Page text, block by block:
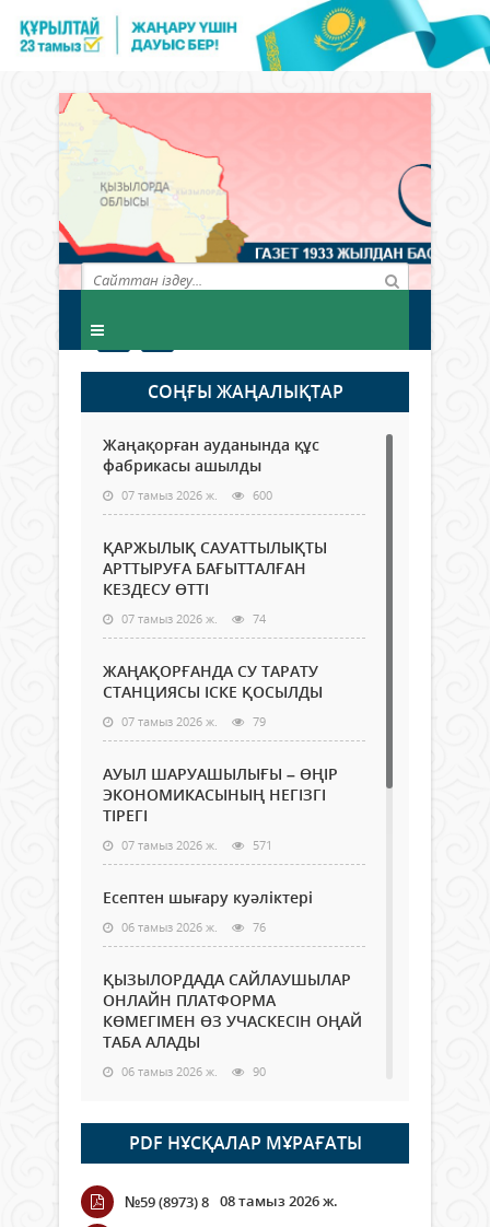
СОҢҒЫ ЖАҢАЛЫҚТАР
Жаңақорған ауданында құс
фабрикасы ашылды
07 тамыз 2026 ж. 600
ҚАРЖЫЛЫҚ САУАТТЫЛЫҚТЫ
АРТТЫРУҒА БАҒЫТТАЛҒАН
КЕЗДЕСУ ӨТТІ
07 тамыз 2026 ж. 74
ЖАҢАҚОРҒАНДА СУ ТАРАТУ
СТАНЦИЯСЫ ІСКЕ ҚОСЫЛДЫ
07 тамыз 2026 ж. 79
АУЫЛ ШАРУАШЫЛЫҒЫ – ӨҢІР
ЭКОНОМИКАСЫНЫҢ НЕГІЗГІ
ТІРЕГІ
07 тамыз 2026 ж. 571
Есептен шығару куәліктері
06 тамыз 2026 ж. 76
ҚЫЗЫЛОРДАДА САЙЛАУШЫЛАР
ОНЛАЙН ПЛАТФОРМА
КӨМЕГІМЕН ӨЗ УЧАСКЕСІН ОҢАЙ
ТАБА АЛАДЫ
06 тамыз 2026 ж. 90
Open Air: Қызылорда облысы
полиция департаменті 20
мыңнан астам көрерменнің
қауіпсіздігін қамтамасыз етті
06 тамыз 2026 ж.
PDF НҰСҚАЛАР МҰРАҒАТЫ
№59 (8973) 8 08 тамыз 2026 ж.